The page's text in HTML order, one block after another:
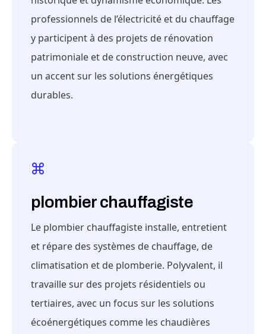
professionnels de l’électricité et du chauffage
y participent à des projets de rénovation
patrimoniale et de construction neuve, avec
un accent sur les solutions énergétiques
durables.
plombier chauffagiste
Le plombier chauffagiste installe, entretient
et répare des systèmes de chauffage, de
climatisation et de plomberie. Polyvalent, il
travaille sur des projets résidentiels ou
tertiaires, avec un focus sur les solutions
écoénergétiques comme les chaudières